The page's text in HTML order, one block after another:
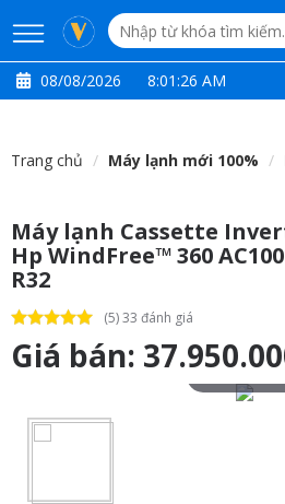
08/08/2026 8:01:27 AM
Trang chủ Máy lạnh mới 100%
Máy lạnh Cassette
Hp WindFree™ 360
R32
(5) 33 đánh giá
Giá bán: